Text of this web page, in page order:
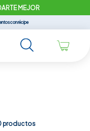
MEJOR
con récipe
productos